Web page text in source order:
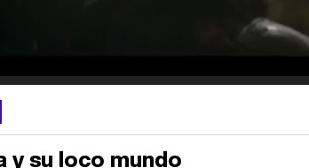
y su loco mundo